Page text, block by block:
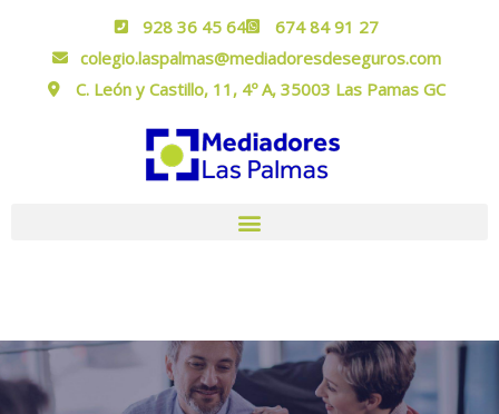
928 36 45 64
674 84 91 27
colegio.laspalmas@mediadoresdeseguros.com
C. León y Castillo, 11, 4º A, 35003 Las Pamas GC